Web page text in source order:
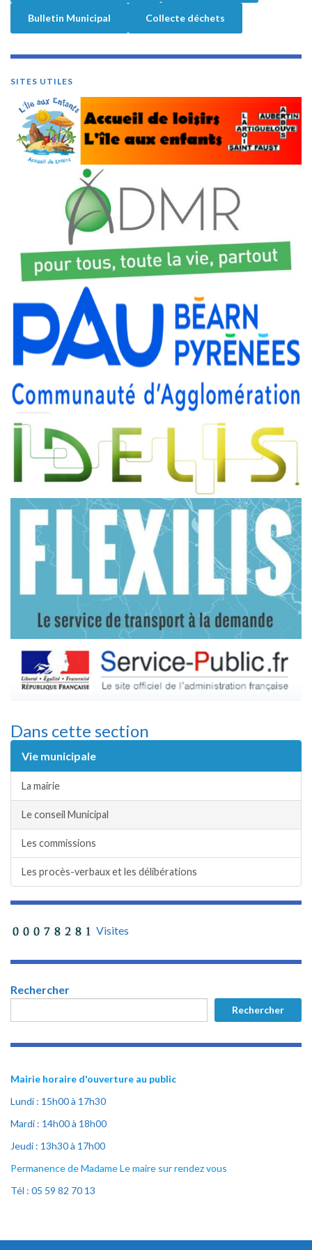
Bulletin Municipal Collecte déchets
SITES UTILES
Dans cette section
Vie municipale
La mairie
Le conseil Municipal
Les commissions
Les procès-verbaux et les délibérations
Visites
Rechercher
Rechercher
Mairie horaire d'ouverture au public
Lundi : 15h00 à 17h30
Mardi : 14h00 à 18h00
Jeudi : 13h30 à 17h00
Permanence de Madame Le maire sur rendez vous
Tél : 05 59 82 70 13